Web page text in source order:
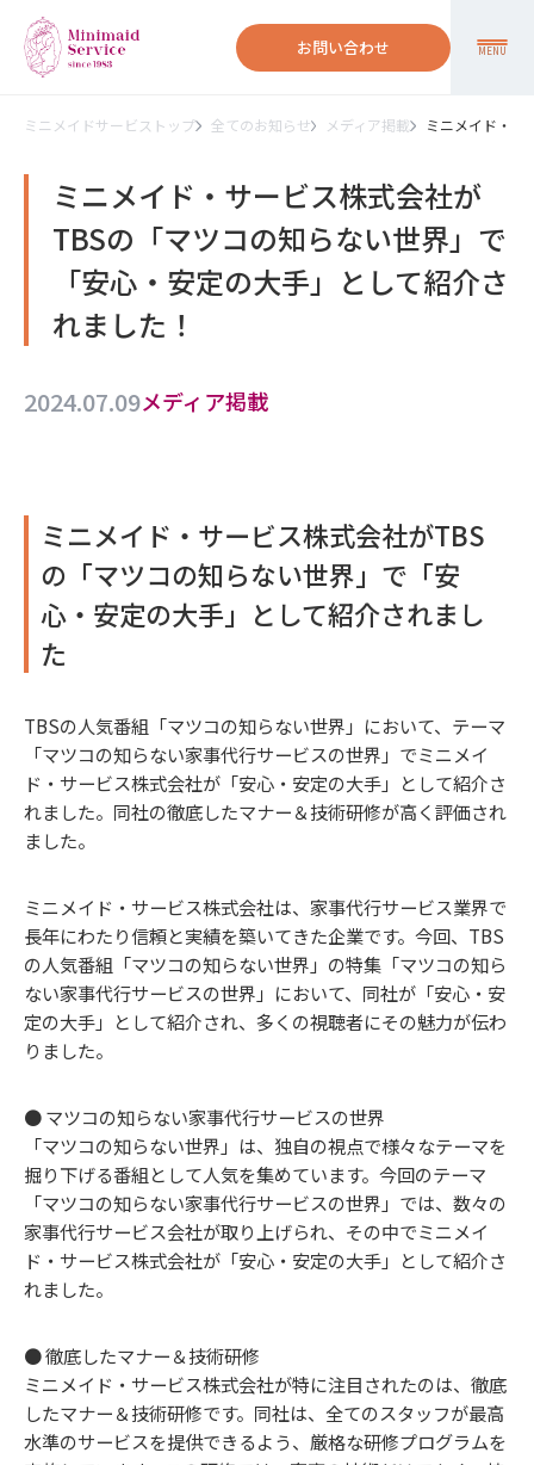
お問い合わせ MENU
ミニメイドサービストップ 全てのお知らせ メディア掲載 ミニメイド・サ
ミニメイド・サービス株式会社が
TBSの「マツコの知らない世界」で
「安心・安定の大手」として紹介さ
れました！
2024.07.09メディア掲載
ミニメイド・サービス株式会社がTBS
の「マツコの知らない世界」で「安
心・安定の大手」として紹介されまし
た
TBSの人気番組「マツコの知らない世界」において、テーマ
「マツコの知らない家事代行サービスの世界」でミニメイ
ド・サービス株式会社が「安心・安定の大手」として紹介さ
れました。同社の徹底したマナー＆技術研修が高く評価され
ました。
ミニメイド・サービス株式会社は、家事代行サービス業界で
長年にわたり信頼と実績を築いてきた企業です。今回、TBS
の人気番組「マツコの知らない世界」の特集「マツコの知ら
ない家事代行サービスの世界」において、同社が「安心・安
定の大手」として紹介され、多くの視聴者にその魅力が伝わ
りました。
● マツコの知らない家事代行サービスの世界
「マツコの知らない世界」は、独自の視点で様々なテーマを
掘り下げる番組として人気を集めています。今回のテーマ
「マツコの知らない家事代行サービスの世界」では、数々の
家事代行サービス会社が取り上げられ、その中でミニメイ
ド・サービス株式会社が「安心・安定の大手」として紹介さ
れました。
● 徹底したマナー＆技術研修
ミニメイド・サービス株式会社が特に注目されたのは、徹底
したマナー＆技術研修です。同社は、全てのスタッフが最高
水準のサービスを提供できるよう、厳格な研修プログラムを